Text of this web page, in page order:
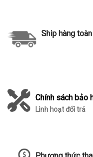
Ship hàng
Chính sách bảo
Linh hoạt đổi trả